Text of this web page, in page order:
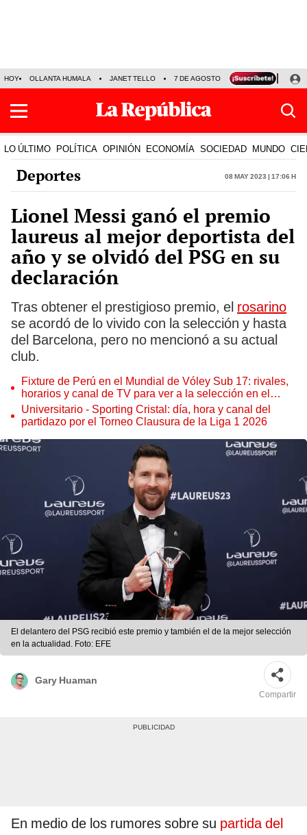
HOY OLLANTA HUMALA JANET TELLO 7 DE AGOSTO TINKA RESULTADOS
LO ÚLTIMO POLÍTICA OPINIÓN ECONOMÍA SOCIEDAD MUNDO
Deportes 08 May 2023 | 17:06 h
Lionel Messi ganó el premio
laureus al mejor deportista del
año y se olvidó del PSG en su
declaración
Tras obtener el prestigioso premio, el rosarino
se acordó de lo vivido con la selección y hasta
del Barcelona, pero no mencionó a su actual
club.
Fixture de Perú en el Mundial de Vóley Sub 17: rivales,
horarios y canal de TV para ver a la selección en el
torneo
Universitario - Sporting Cristal: día, hora y canal del
partidazo por el Torneo Clausura de la Liga 1 2026
El delantero del PSG recibió este premio y también el de la mejor selección
en la actualidad. Foto: EFE
Gary Huaman
Compartir
En medio de los rumores sobre su partida del